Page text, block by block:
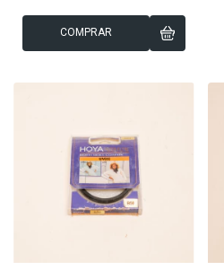
COMPRAR